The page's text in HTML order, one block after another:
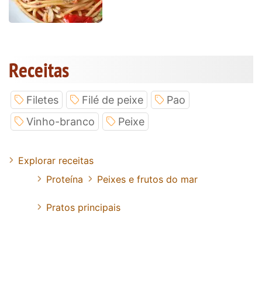
Receitas
Filetes Filé de peixe
Pao
Vinho-branco
Peixe
Explorar receitas
Proteína
Peixes e frutos do mar
Pratos principais